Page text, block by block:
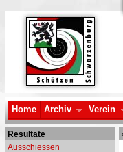
Home Archiv Verein
Resultate
Ausschiessen